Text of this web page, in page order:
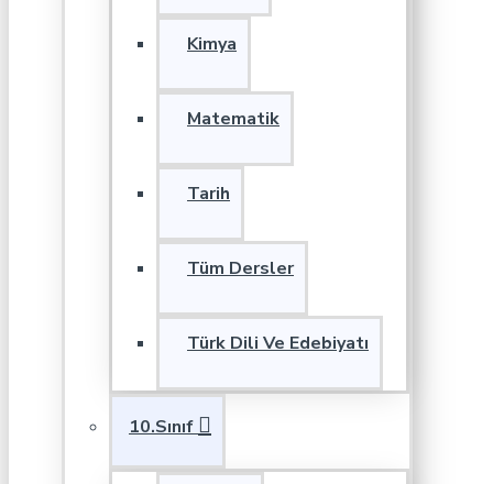
Kimya
Matematik
Tarih
Tüm Dersler
Türk Dili Ve Edebiyatı
10.Sınıf